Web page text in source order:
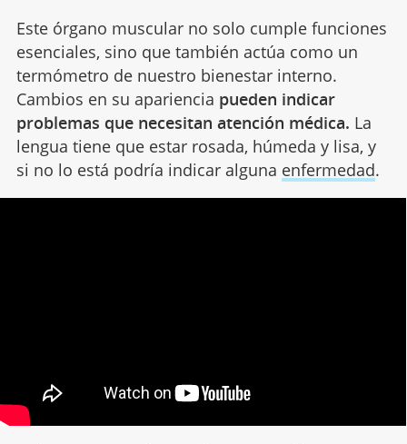
Este órgano muscular no solo cumple funciones
esenciales, sino que también actúa como un
termómetro de nuestro bienestar interno.
Cambios en su apariencia pueden indicar
problemas que necesitan atención médica. La
lengua tiene que estar rosada, húmeda y lisa, y
si no lo está podría indicar alguna enfermedad.